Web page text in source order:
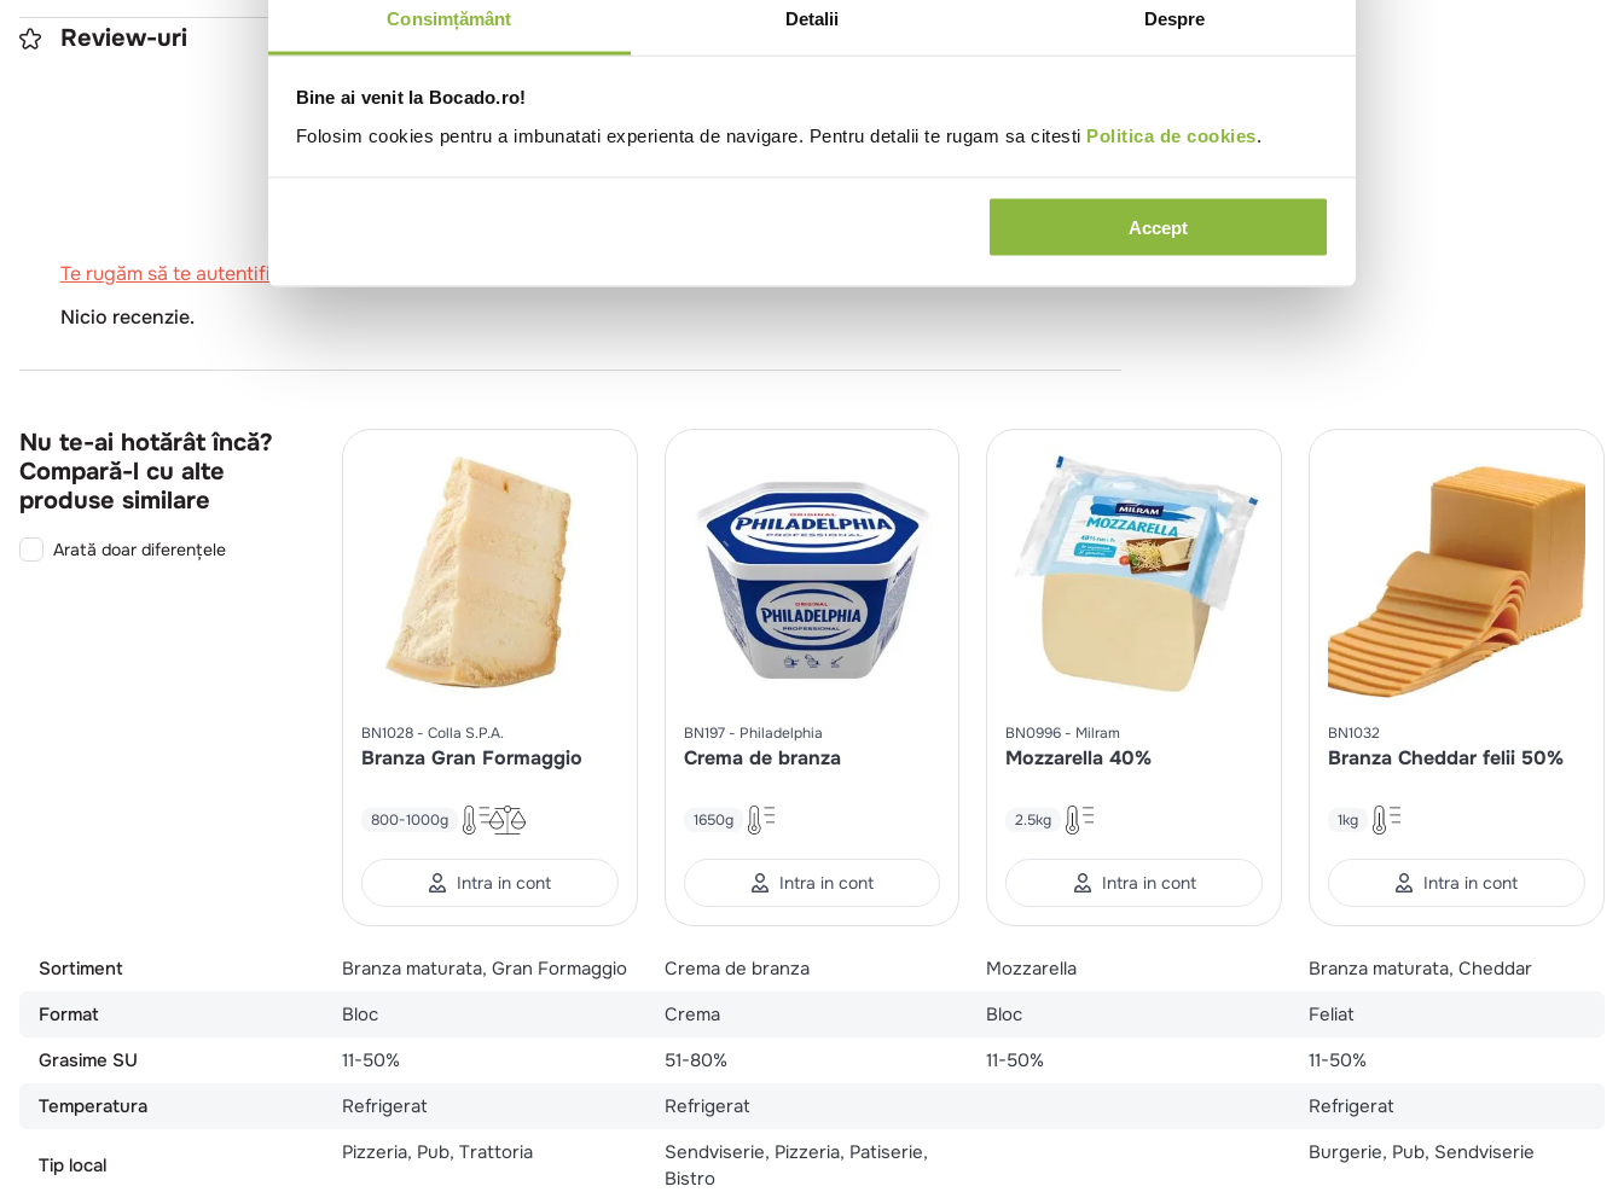
Consimțământ Detalii Despre
Bine ai venit la Bocado.ro!
Folosim cookies pentru a imbunatati experienta de navigare. Pentru detalii te rugam sa citesti Politica de cookies.
Accept
Review-uri
0
Te rugăm să te autentifici pentru a scrie o recenzie.
Nicio recenzie.
Nu te-ai hotărât încă?
Compară-l cu alte
produse similare
Arată doar diferențele
BN1028 Colla S.P.A.
Branza Gran Formaggio
800-1000g
Intra in cont
BN197 Philadelphia
Crema de branza
1650g
Intra in cont
BN0996 Milram
Mozzarella 40%
2.5kg
Intra in cont
BN1032
Branza Cheddar felii 50%
1kg
Intra in cont
Sortiment Branza maturata, Gran Formaggio Crema de branza Mozzarella
Branza maturata, Cheddar
Format
Bloc Crema Bloc
Feliat
Grasime SU
11-50% 51-80% 11-50%
11-50%
Temperatura
Refrigerat Refrigerat Refrigerat
Tip local
Pizzeria, Pub, Trattoria
Sendviserie, Pizzeria, Patiserie,
Bistro
Burgerie, Pub, Sendviserie